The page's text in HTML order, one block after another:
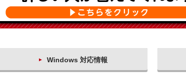
Windows 対応情報